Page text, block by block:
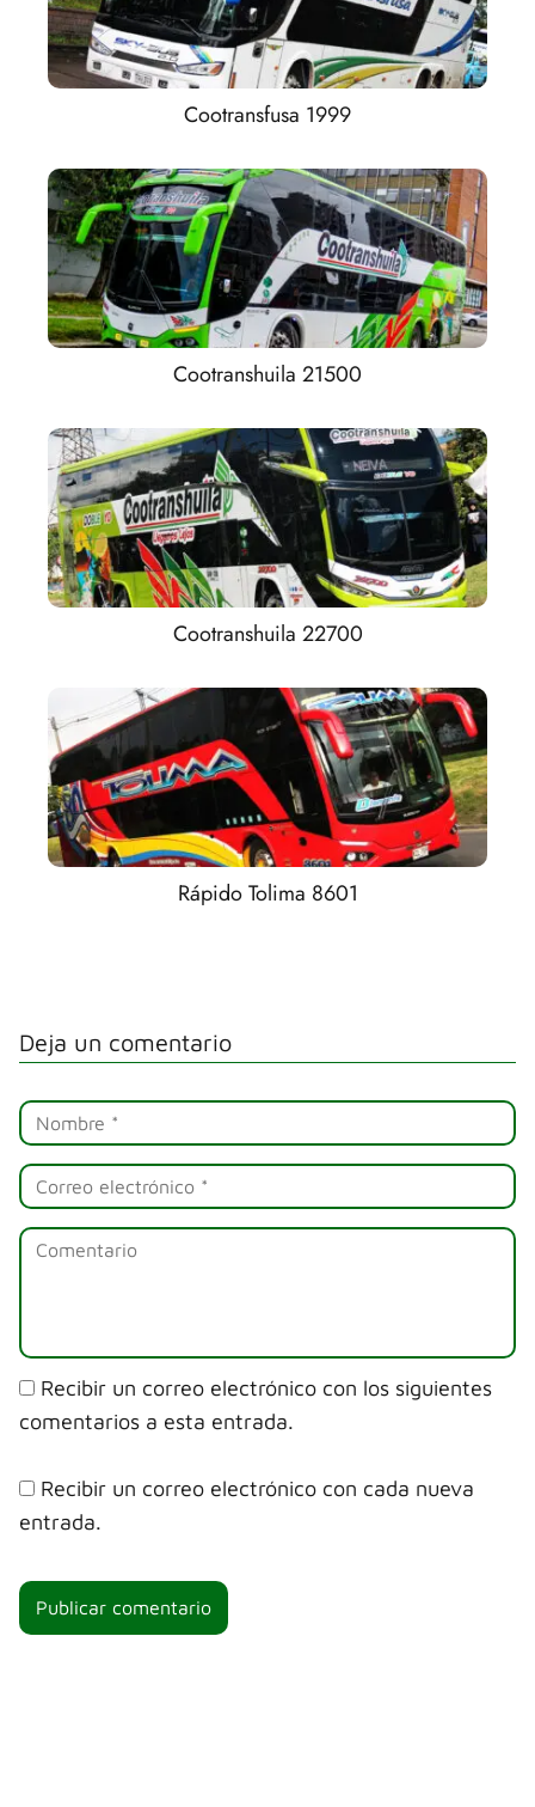
Cootransfusa 1999
Cootranshuila 21500
Cootranshuila 22700
Rápido Tolima 8601
Deja un comentario
Recibir un correo electrónico con los siguientes
comentarios a esta entrada.
Recibir un correo electrónico con cada nueva
entrada.